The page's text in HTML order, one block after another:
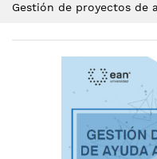
Content
Gestión de proyectos de